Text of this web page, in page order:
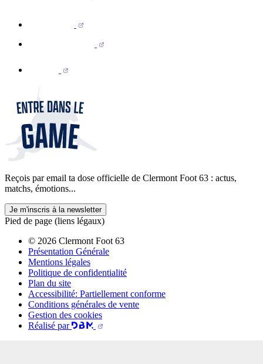
Reçois par email ta dose officielle de Clermont Foot 63 : actus,
matchs, émotions...
Je m'inscris à la newsletter
Pied de page (liens légaux)
© 2026 Clermont Foot 63
Présentation Générale
Mentions légales
Politique de confidentialité
Plan du site
Accessibilité: Partiellement conforme
Conditions générales de vente
Gestion des cookies
Réalisé par